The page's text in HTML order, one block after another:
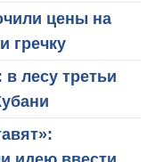
цены на
гречку
лесу третьи